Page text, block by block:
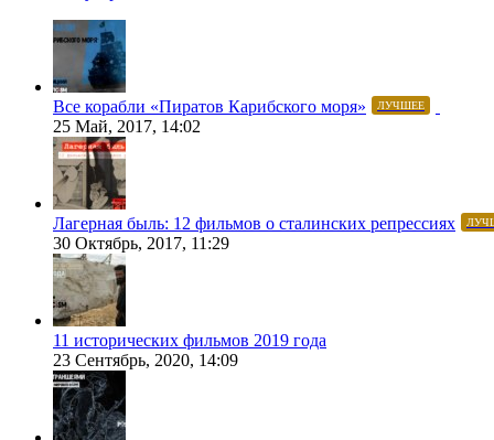
Все корабли «Пиратов Карибского моря» ЛУЧШЕЕ
25 Май, 2017, 14:02
Лагерная быль: 12 фильмов о сталинских репрессиях
30 Октябрь, 2017, 11:29
11 исторических фильмов 2019 года
23 Сентябрь, 2020, 14:09